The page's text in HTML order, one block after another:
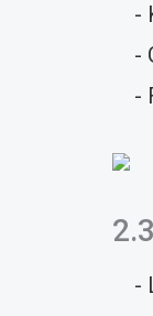
-
-
-
-